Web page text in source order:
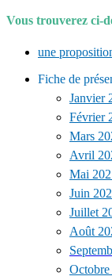
Vous trouverez ci-
une
Fiche de
Janvier
Février
Mars
Avril
Mai
Juin
Juillet
Août
Octobre